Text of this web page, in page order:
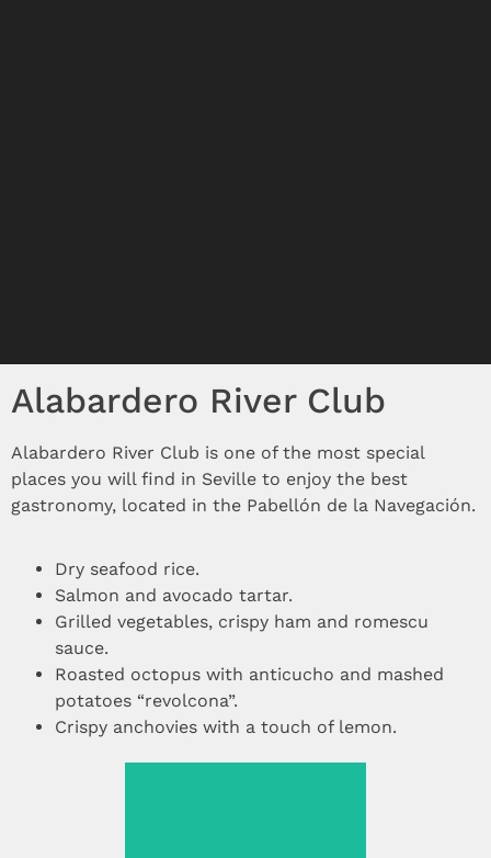
Alabardero River Club
Alabardero River Club is one of the most special
places you will find in Seville to enjoy the best
gastronomy, located in the Pabellón de la Navegación.
Dry seafood rice.
Salmon and avocado tartar.
Grilled vegetables, crispy ham and romescu
sauce.
Roasted octopus with anticucho and mashed
potatoes “revolcona”.
Crispy anchovies with a touch of lemon.